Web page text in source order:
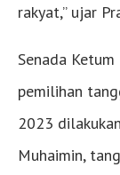
rakyat,” ujar
Senada
pemilihan
2023
Muhaimin,